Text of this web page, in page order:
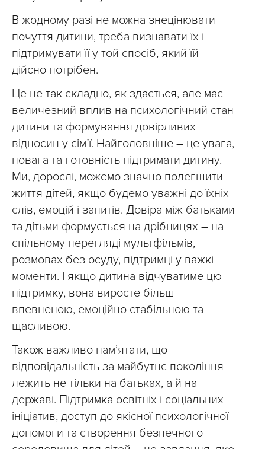
В жодному разі не можна знецінювати
почуття дитини, треба визнавати їх і
підтримувати її у той спосіб, який їй
дійсно потрібен.
Це не так складно, як здається, але має
величезний вплив на психологічний стан
дитини та формування довірливих
відносин у сім’ї. Найголовніше – це увага,
повага та готовність підтримати дитину.
Ми, дорослі, можемо значно полегшити
життя дітей, якщо будемо уважні до їхніх
слів, емоцій і запитів. Довіра між батьками
та дітьми формується на дрібницях – на
спільному перегляді мультфільмів,
розмовах без осуду, підтримці у важкі
моменти. І якщо дитина відчуватиме цю
підтримку, вона виросте більш
впевненою, емоційно стабільною та
щасливою.
Також важливо пам’ятати, що
відповідальність за майбутнє покоління
лежить не тільки на батьках, а й на
державі. Підтримка освітніх і соціальних
ініціатив, доступ до якісної психологічної
допомоги та створення безпечного